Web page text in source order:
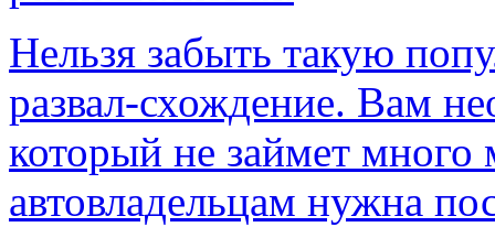
Нельзя забыть такую
развал-схождение. Вам
который не займет много
автовладельцам нужна